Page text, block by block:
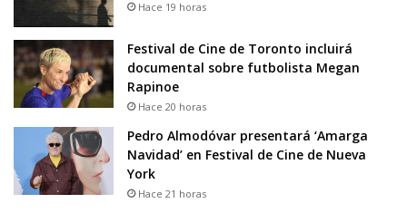
Hace 19 horas
Festival de Cine de Toronto incluirá
documental sobre futbolista Megan
Rapinoe
Hace 20 horas
Pedro Almodóvar presentará ‘Amarga
Navidad’ en Festival de Cine de Nueva
York
Hace 21 horas